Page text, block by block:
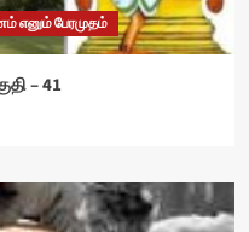
எனும் பேரமுதம்
– 41